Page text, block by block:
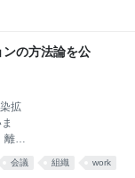
か
い
で
さ
つ
、
し
ナ
のア
ンの方法論を公
拡
離れ
前
に
会議 組織 work